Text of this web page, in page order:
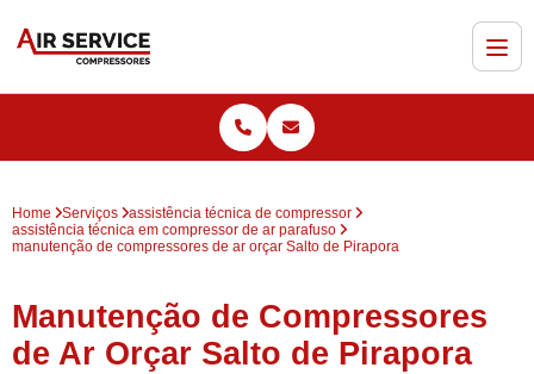
Home Serviços
assistência técnica de compressor
assistência técnica em compressor de ar parafuso
manutenção de compressores de ar orçar Salto de Pirapora
Manutenção de Compressores
de Ar Orçar Salto de Pirapora